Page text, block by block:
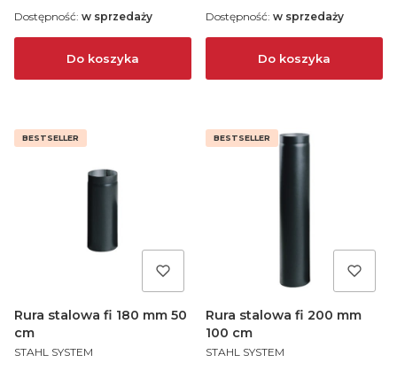
Do koszyka
Dostępność: w sprzedaży
Do koszyka
Dostępność: w sprzedaży
BESTSELLER
Rura stalowa fi 180 mm 50
cm
PRODUCENT
STAHL SYSTEM
BESTSELLER
Rura stalowa fi 200 mm
100 cm
PRODUCENT
STAHL SYSTEM